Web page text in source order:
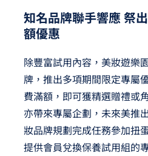
知名品牌聯手響應 祭
額優惠
除豐富試用內容，美妝遊樂
牌，推出多項期間限定專屬
費滿額，即可獲精選贈禮或
亦帶來專屬企劃，未來美推
妝品牌規劃完成任務參加扭
提供會員兌換保養試用組的